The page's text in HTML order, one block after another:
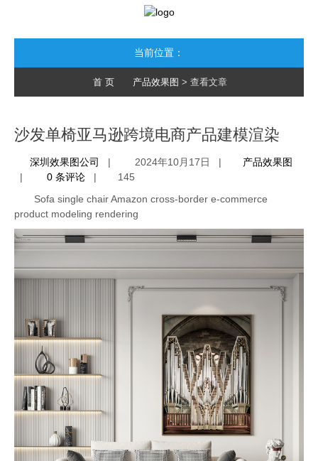
当前位置：
首 页 产品效果图 > 查看文章
沙发单椅亚马逊跨境电商产品建模渲染
深圳效果图公司 | 2024年10月17日 |
产品效果图
|
0 条评论 |
145
Sofa single chair Amazon cross-border e-commerce
product modeling rendering